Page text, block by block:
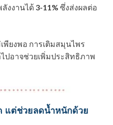
งงานได้ 3-11% ซึ่งส่งผลต่อ
พียงพอ การเติมสมุนไพร
ไปอาจช่วยเพิ่มประสิทธิภาพ
แต่ช่วยลดน้ำหนักด้วย